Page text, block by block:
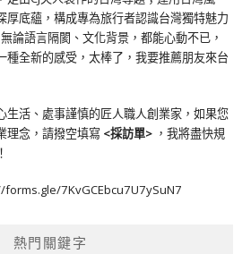
厚底蘊，構成專為旅行者認識台灣獨特魅力
無論語言隔閡、文化背景，都能心動不已，
種全新的感受，太棒了，我要推薦朋友來台
生活、處事謹慎的匠人職人創業家，如果您
理念，請撥空填寫 <採訪單> ，我將盡快規
7KvGCEbcu7U7ySuN7
熱門關鍵字